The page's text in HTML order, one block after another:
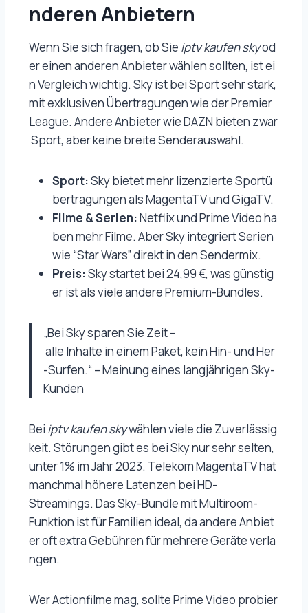
nderen Anbietern
Wenn Sie sich fragen, ob Sie iptv kaufen skyod
er einen anderen Anbieter wählen sollten, ist ei
n Vergleich wichtig. Sky ist bei Sport sehr stark,
mit exklusiven Übertragungen wie der Premier
League. Andere Anbieter wie DAZN bieten zwar
Sport, aber keine breite Senderauswahl.
Sport:Sky bietet mehr lizenzierte Sportü
bertragungen als MagentaTV und GigaTV.
Filme & Serien:Netflix und Prime Video ha
ben mehr Filme. Aber Sky integriert Serien
wie “Star Wars” direkt in den Sendermix.
Preis:Sky startet bei 24,99 €, was günstig
er ist als viele andere Premium-Bundles.
„Bei Sky sparen Sie Zeit –
alle Inhalte in einem Paket, kein Hin- und Her
-Surfen.“ – Meinung eines langjährigen Sky-
Kunden
Bei iptv kaufen skywählen viele die Zuverlässig
keit. Störungen gibt es bei Sky nur sehr selten,
unter 1% im Jahr 2023. Telekom MagentaTV hat
manchmal höhere Latenzen bei HD-
Streamings. Das Sky-Bundle mit Multiroom-
Funktion ist für Familien ideal, da andere Anbiet
er oft extra Gebühren für mehrere Geräte verla
ngen.
Wer Actionfilme mag, sollte Prime Video probier